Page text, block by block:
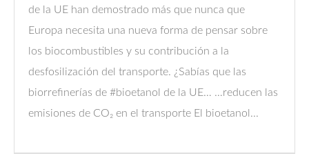
de la UE han demostrado más que nunca que
Europa necesita una nueva forma de pensar sobre
los biocombustibles y su contribución a la
desfosilización del transporte. ¿Sabías que las
biorrefinerías de #bioetanol de la UE… …reducen las
emisiones de CO₂ en el transporte El bioetanol...